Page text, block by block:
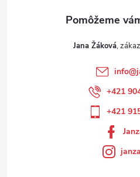
Jana Žáková
info@
+421
+421